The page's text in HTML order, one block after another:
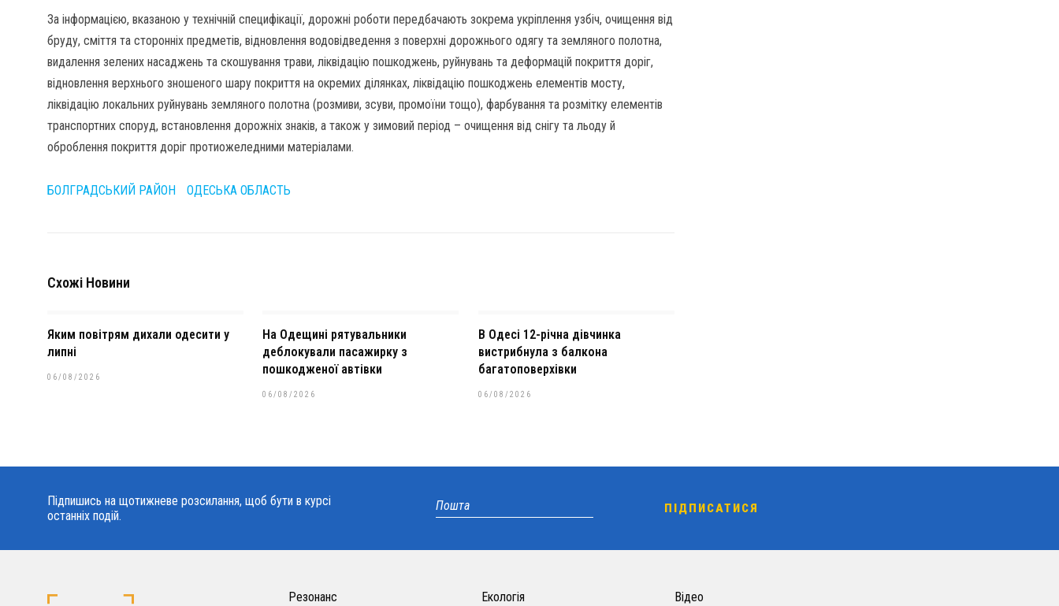
За інформацією, вказаною у технічній специфікації, дорожні роботи передбачають зокрема укріплення узбіч, очищення від
бруду, сміття та сторонніх предметів, відновлення водовідведення з поверхні дорожнього одягу та земляного полотна,
видалення зелених насаджень та скошування трави, ліквідацію пошкоджень, руйнувань та деформацій покриття доріг,
відновлення верхнього зношеного шару покриття на окремих ділянках, ліквідацію пошкоджень елементів мосту,
ліквідацію локальних руйнувань земляного полотна (розмиви, зсуви, промоїни тощо), фарбування та розмітку елементів
транспортних споруд, встановлення дорожніх знаків, а також у зимовий період – очищення від снігу та льоду й
оброблення покриття доріг протиожеледними матеріалами.
БОЛГРАДСЬКИЙ РАЙОН ОДЕСЬКА ОБЛАСТЬ
Схожі Новини
Яким повітрям дихали одесити у
липні
06/08/2026
На Одещині рятувальники
деблокували пасажирку з
пошкодженої автівки
06/08/2026
В Одесі 12-річна дівчинка
вистрибнула з балкона
багатоповерхівки
06/08/2026
Підпишись на щотижневе розсилання, щоб бути в курсі
останніх подій.
Резонанс Екологія Відео